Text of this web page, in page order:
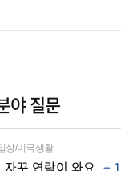
야 질문
상/미국생활
꾸 연락이 와요 + 1